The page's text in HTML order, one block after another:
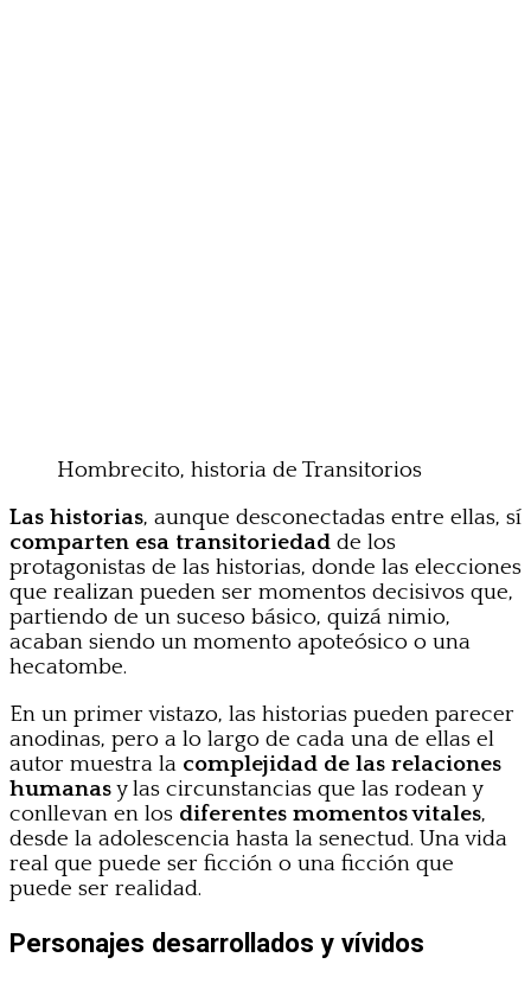
Hombrecito, historia de Transitorios
Las historias, aunque desconectadas entre ellas, sí
comparten esa transitoriedad de los
protagonistas de las historias, donde las elecciones
que realizan pueden ser momentos decisivos que,
partiendo de un suceso básico, quizá nimio,
acaban siendo un momento apoteósico o una
hecatombe.
En un primer vistazo, las historias pueden parecer
anodinas, pero a lo largo de cada una de ellas el
autor muestra la complejidad de las relaciones
humanasy las circunstancias que las rodean y
conllevan en los diferentes momentos vitales,
desde la adolescencia hasta la senectud. Una vida
real que puede ser ficción o una ficción que
puede ser realidad.
Personajes desarrollados y vívidos